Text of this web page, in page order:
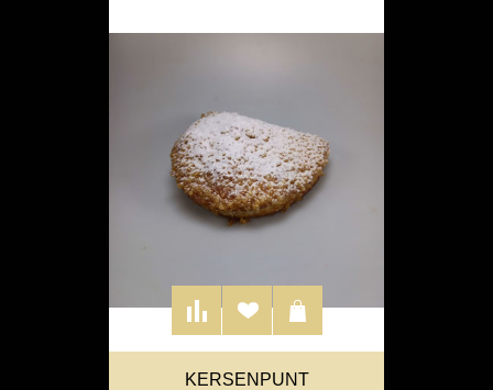
KERSENPUNT